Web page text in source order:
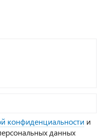
конфиденциальности и
данных